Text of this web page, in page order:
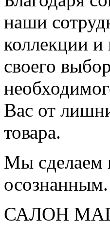
наши
коллекции и
своего
Вас от
товара.
Мы сделаем
САЛОН